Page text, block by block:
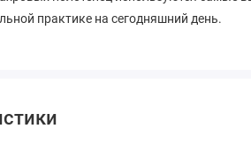
практике на сегодняшний день.